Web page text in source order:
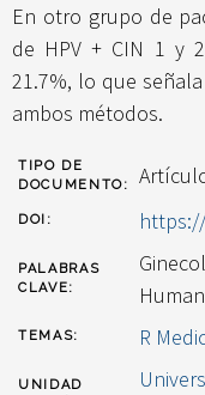
En otro grupo de
de HPV + CIN 1 y
21.7%, lo que
ambos métodos.
TIPO DE
DOCUMENTO:
DOI:
PALABRAS
CLAVE:
TEMAS: R
UNIDAD